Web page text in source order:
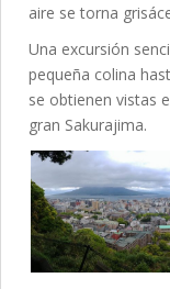
aire se torna
Una excursión
pequeña colina
se obtienen vistas
gran Sakurajima.